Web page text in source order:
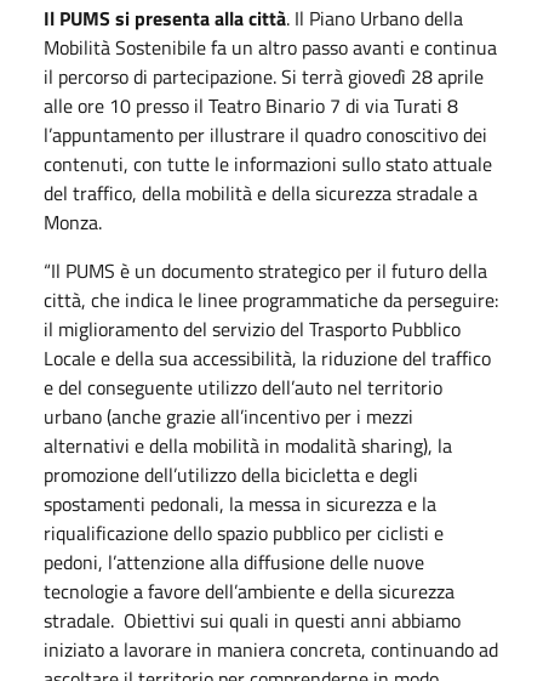
Il PUMS si presenta alla città. Il Piano Urbano della
Mobilità Sostenibile fa un altro passo avanti e continua
il percorso di partecipazione. Si terrà giovedì 28 aprile
alle ore 10 presso il Teatro Binario 7 di via Turati 8
l’appuntamento per illustrare il quadro conoscitivo dei
contenuti, con tutte le informazioni sullo stato attuale
del traffico, della mobilità e della sicurezza stradale a
Monza.
“Il PUMS è un documento strategico per il futuro della
città, che indica le linee programmatiche da perseguire:
il miglioramento del servizio del Trasporto Pubblico
Locale e della sua accessibilità, la riduzione del traffico
e del conseguente utilizzo dell’auto nel territorio
urbano (anche grazie all’incentivo per i mezzi
alternativi e della mobilità in modalità sharing), la
promozione dell’utilizzo della bicicletta e degli
spostamenti pedonali, la messa in sicurezza e la
riqualificazione dello spazio pubblico per ciclisti e
pedoni, l’attenzione alla diffusione delle nuove
tecnologie a favore dell’ambiente e della sicurezza
stradale. Obiettivi sui quali in questi anni abbiamo
iniziato a lavorare in maniera concreta, continuando ad